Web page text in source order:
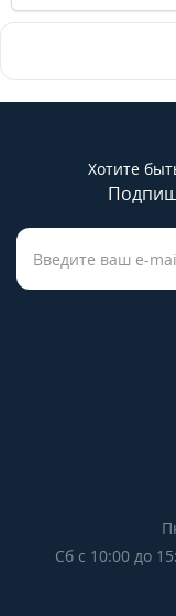
Хотите
Сб с 10:00 до